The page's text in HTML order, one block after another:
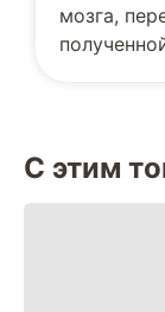
мозга,
С этим